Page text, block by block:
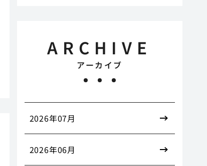
ARCHIVE
アーカイブ
2026年07月
2026年06月